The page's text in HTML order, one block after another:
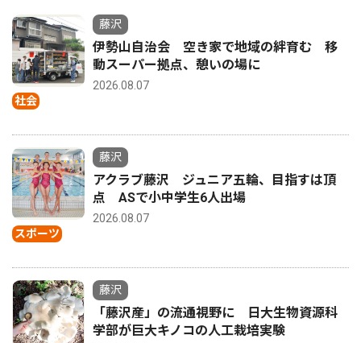
社会
藤沢
伊勢山自治会 空き家で地域の絆育む 移
動スーパー拠点、憩いの場に
2026.08.07
スポーツ
藤沢
アクラブ藤沢 ジュニア五輪、目指すは頂
点 ASで小中学生6人出場
2026.08.07
藤沢
「藤沢産」の流通視野に 日大生物資源科
学部が巨大キノコの人工栽培実験